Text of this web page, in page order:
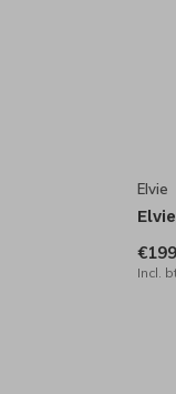
Elvie
Incl.